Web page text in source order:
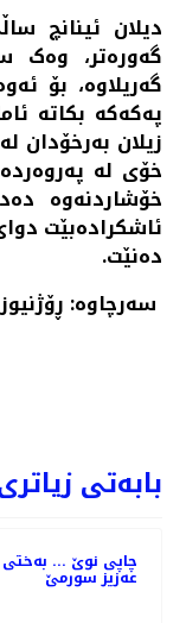
گەورەتر، وەک
گەریلاوە، بۆ
پەکەکە بکاتە
زیلان بەرخۆدان
خۆی لە
خۆشاردنەوە
ئاشکرادەبێت
دەنێت.
سەرچاوە: ڕۆژنیوز
بابەتی
چاپی نوێ ...
عەزیز سورمێ